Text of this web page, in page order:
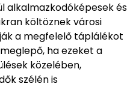
alkalmazkodóképesek és
költöznek városi
a megfelelő táplálékot
ha ezeket a
közelében,
szélén is